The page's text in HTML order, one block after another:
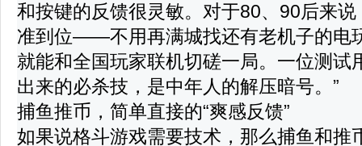
和按键的反馈很灵敏。对于80、90后来说
准到位——不用再满城找还有老机子的电
就能和全国玩家联机切磋一局。一位测试
出来的必杀技，是中年人的解压暗号。”
捕鱼推币，简单直接的“爽感反馈”
如果说格斗游戏需要技术，那么捕鱼和推